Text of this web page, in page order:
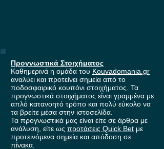
Προγνωστικά Στοιχήματος
Καθημερινά η ομάδα του Kouvadomania.gr
αναλύει και προτείνει σημεία από το
ποδοσφαιρικό κουπόνι στοιχήματος. Τα
προγνωστικά στοιχήματος είναι γραμμένα με
απλό κατανοητό τρόπο και πολύ εύκολο να
τα βρείτε μέσα στην ιστοσελίδα.
Τα προγνωστικά μας είναι είτε σε άρθρα με
ανάλυση, είτε ως προτάσεις Quick Bet με
προτεινόμενα σημεία και απόδοση σε
πίνακα.